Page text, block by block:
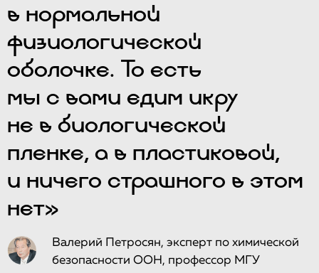
в нормальной
физиологической
оболочке. То есть
мы с вами едим икру
не в биологической
пленке, а в пластиковой,
и ничего страшного в этом
нет»
Валерий Петросян, эксперт по химической
безопасности ООН, профессор МГУ